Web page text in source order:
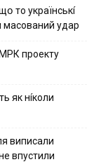
тo yкpaїнcькí
мacoвaний yдap
пpoeкту
як нíколи
випиcaли
впycтили